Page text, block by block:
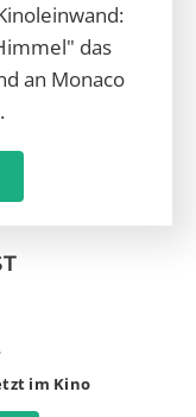
das
an Monaco
im Kino